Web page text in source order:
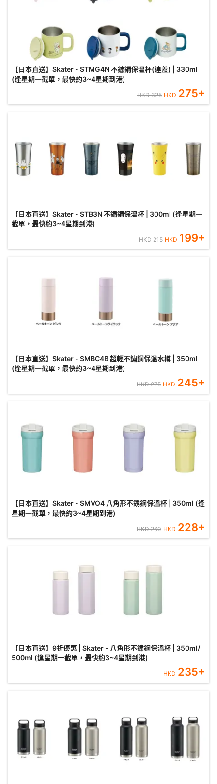
【日本直送】Skater - STMG4N 不鏽鋼保溫杯(連蓋) | 330ml
(逢星期一截單，最快約3~4星期到港)
HKD325 HKD 275+
【日本直送】Skater - STB3N 不鏽鋼保溫杯 | 300ml (逢星期一
截單，最快約3~4星期到港)
HKD215 HKD 199+
【日本直送】Skater - SMBC4B 超輕不鏽鋼保溫水樽 | 350ml
(逢星期一截單，最快約3~4星期到港)
HKD275 HKD 245+
【日本直送】Skater - SMVO4 八角形不銹鋼保溫杯 | 350ml (逢
星期一截單，最快約3~4星期到港)
HKD260 HKD 228+
【日本直送】9折優惠 | Skater - 八角形不鏽鋼保溫杯 | 350ml/
500ml (逢星期一截單，最快約3~4星期到港)
HKD 235+